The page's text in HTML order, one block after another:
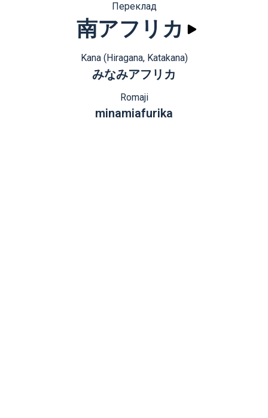
Переклад
南アフリカ
Kana (Hiragana, Katakana)
みなみアフリカ
Romaji
minamiafurika